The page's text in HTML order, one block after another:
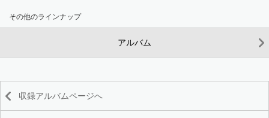
その他のラインナップ
アルバム
収録アルバムページへ